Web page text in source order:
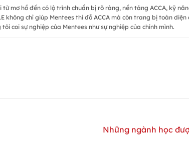
từ mơ hồ đến có lộ trình chuẩn bị rõ ràng, nền tảng ACCA, kỹ
không chỉ giúp Mentees thi đỗ ACCA mà còn trang bị toàn
tôi coi sự nghiệp của Mentees như sự nghiệp của chính mình.
Những ngành học